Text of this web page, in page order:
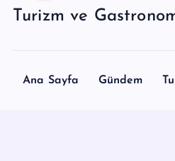
Turizm ve
Ana Sayfa Gündem